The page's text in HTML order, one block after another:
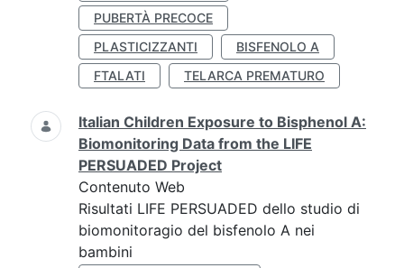
PUBERTÀ PRECOCE
PLASTICIZZANTI
BISFENOLO A
FTALATI
TELARCA PREMATURO
Italian Children Exposure to Bisphenol A:
Biomonitoring Data from the LIFE
PERSUADED Project
Contenuto Web
Risultati LIFE PERSUADED dello studio di
biomonitoragio del bisfenolo A nei
bambini